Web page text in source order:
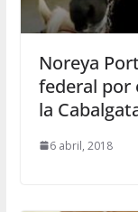
Noreya
federal por
la
6 abril, 2018